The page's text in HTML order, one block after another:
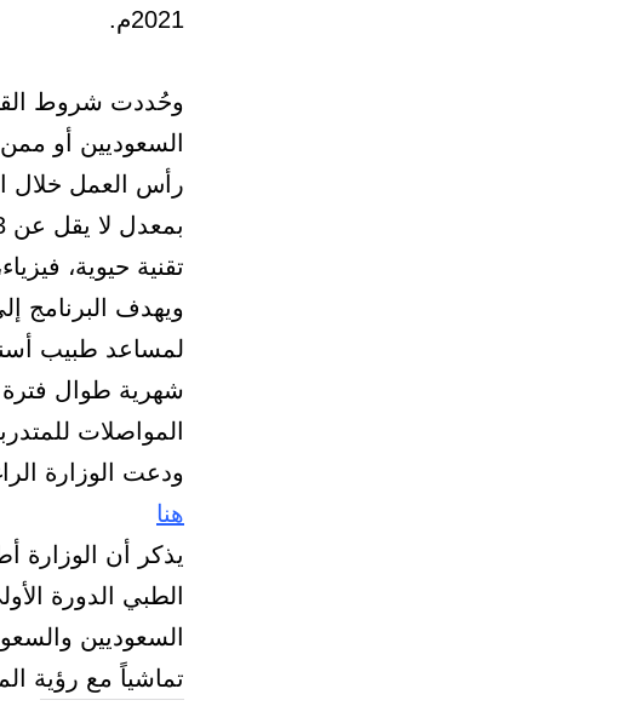
2021م.
وحُددت شروط
السعوديين أو
تقنية حيوية،
ويهدف البرنامج
لمساعد طبيب
المواصلات
ودعت الوزارة
هنا
يذكر أن الوزارة
الطبي الدورة
السعوديين
تماشياً مع رؤية